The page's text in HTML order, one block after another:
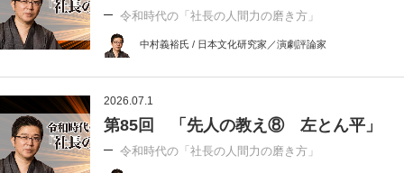
令和時代の「社長の人間力の磨き方」
中村義裕氏 / 日本文化研究家／演劇評論家
2026.07.1
第85回 「先人の教え⑧ 左とん平」
令和時代の「社長の人間力の磨き方」